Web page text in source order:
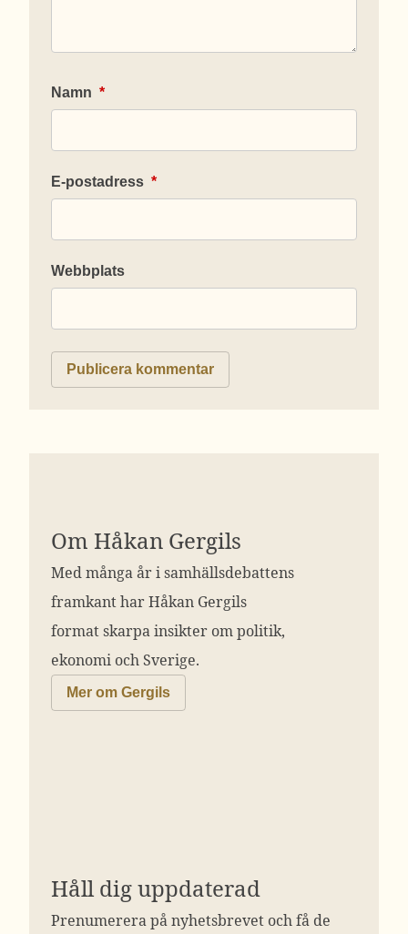
Namn *
E-postadress *
Webbplats
Om Håkan Gergils
Med många år i samhällsdebattens
framkant har Håkan Gergils
format skarpa insikter om politik,
ekonomi och Sverige.
Mer om Gergils
Håll dig uppdaterad
Prenumerera på nyhetsbrevet och få de